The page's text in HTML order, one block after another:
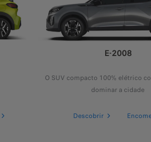
E-2008
O SUV compacto 100% elétrico
dominar a cidade
Descobrir